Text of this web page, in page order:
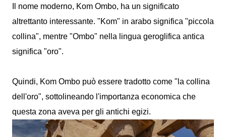
Il nome moderno, Kom Ombo, ha un significato
altrettanto interessante. "Kom" in arabo significa "piccola
collina", mentre "Ombo" nella lingua geroglifica antica
significa "oro".
Quindi, Kom Ombo può essere tradotto come "la collina
dell'oro", sottolineando l'importanza economica che
questa zona aveva per gli antichi egizi.